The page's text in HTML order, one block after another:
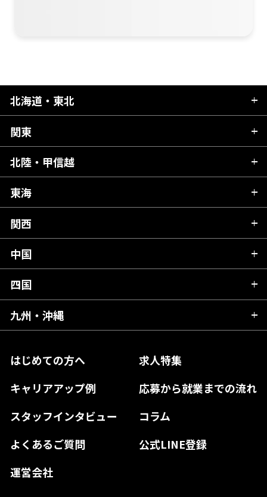
はじめての方へ
求人特集
キャリアアップ例
応募から就業までの流れ
スタッフインタビュー
コラム
よくあるご質問
公式LINE登録
運営会社
北海道・東北
北海道
青森県
秋田県
岩手県
宮城県
福島県
関東
茨城県
栃木県
群馬県
千葉県
東京都
神奈川県
北陸・甲信越
新潟県
富山県
石川県
山梨県
長野県
東海
岐阜県
静岡県
愛知県
関西
滋賀県
京都府
大阪府
奈良県
和歌山県
中国
広島県
岡山県
島根県
山口県
四国
愛媛県
高知県
徳島県
九州・沖縄
熊本県
宮崎県